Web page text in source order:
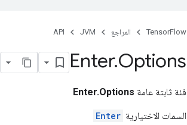
TensorFlow المراجع JVM
API
Enter.Options
فئة ثابتة عامة Enter.Options
السمات الاختيارية Enter